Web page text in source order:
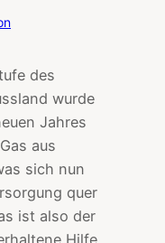
des
wurde
Jahres
aus
sich nun
quer
ist also der